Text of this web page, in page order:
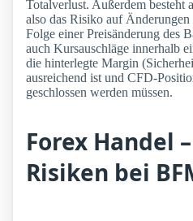
Totalverlust. Außerdem besteht
also das Risiko auf
Folge einer Preisänderung des
auch Kursauschläge innerhalb
die hinterlegte Margin
ausreichend ist und CFD-
geschlossen werden müssen.
Forex Handel
Risiken bei